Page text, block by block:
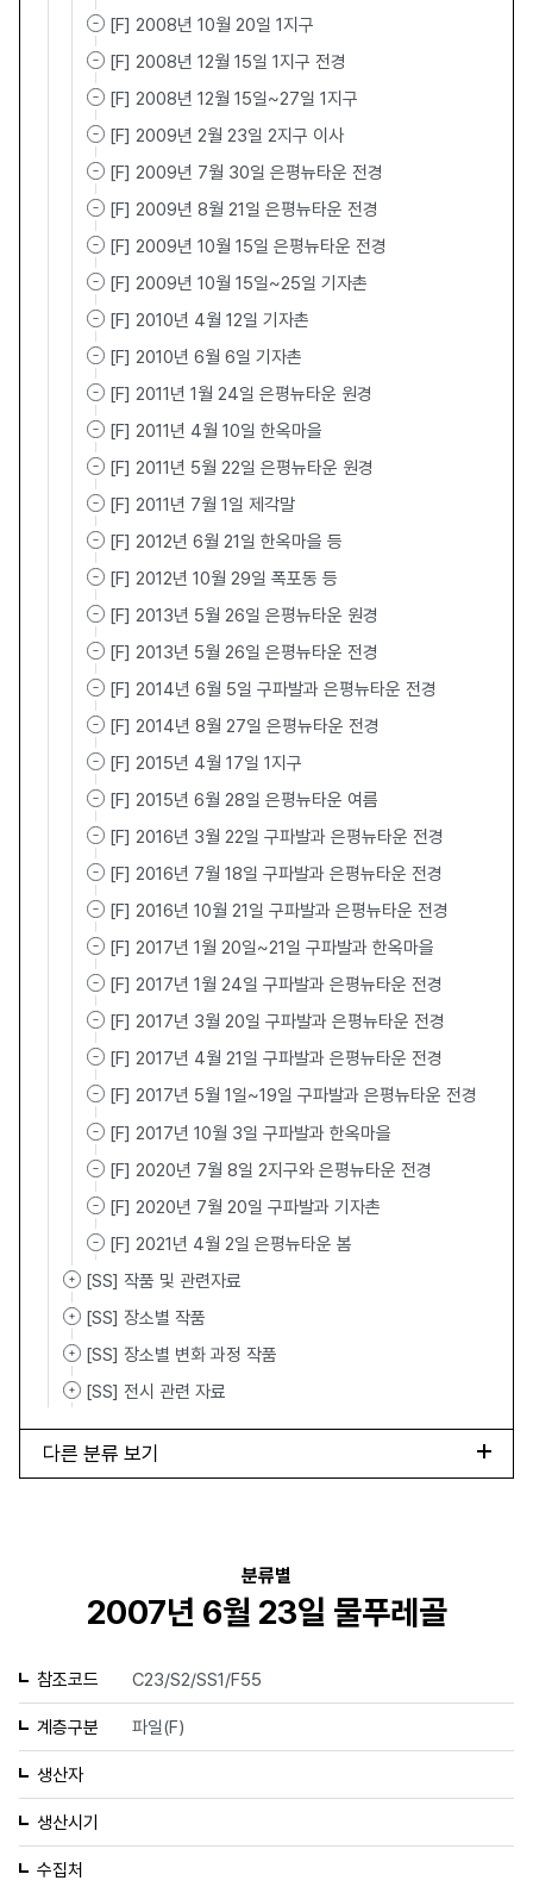
[F] 2008년 10월 20일 1지구
[F] 2008년 12월 15일 1지구 전경
[F] 2008년 12월 15일~27일 1지구
[F] 2009년 2월 23일 2지구 이사
[F] 2009년 7월 30일 은평뉴타운 전경
[F] 2009년 8월 21일 은평뉴타운 전경
[F] 2009년 10월 15일 은평뉴타운 전경
[F] 2009년 10월 15일~25일 기자촌
[F] 2010년 4월 12일 기자촌
[F] 2010년 6월 6일 기자촌
[F] 2011년 1월 24일 은평뉴타운 원경
[F] 2011년 4월 10일 한옥마을
[F] 2011년 5월 22일 은평뉴타운 원경
[F] 2011년 7월 1일 제각말
[F] 2012년 6월 21일 한옥마을 등
[F] 2012년 10월 29일 폭포동 등
[F] 2013년 5월 26일 은평뉴타운 원경
[F] 2013년 5월 26일 은평뉴타운 전경
[F] 2014년 6월 5일 구파발과 은평뉴타운 전경
[F] 2014년 8월 27일 은평뉴타운 전경
[F] 2015년 4월 17일 1지구
[F] 2015년 6월 28일 은평뉴타운 여름
[F] 2016년 3월 22일 구파발과 은평뉴타운 전경
[F] 2016년 7월 18일 구파발과 은평뉴타운 전경
[F] 2016년 10월 21일 구파발과 은평뉴타운 전경
[F] 2017년 1월 20일~21일 구파발과 한옥마을
[F] 2017년 1월 24일 구파발과 은평뉴타운 전경
[F] 2017년 3월 20일 구파발과 은평뉴타운 전경
[F] 2017년 4월 21일 구파발과 은평뉴타운 전경
[F] 2017년 5월 1일~19일 구파발과 은평뉴타운 전경
[F] 2017년 10월 3일 구파발과 한옥마을
[F] 2020년 7월 8일 2지구와 은평뉴타운 전경
[F] 2020년 7월 20일 구파발과 기자촌
[F] 2021년 4월 2일 은평뉴타운 봄
[SS] 작품 및 관련자료
[SS] 장소별 작품
[SS] 장소별 변화 과정 작품
[SS] 전시 관련 자료
다른 분류 보기
분류별
2007년 6월 23일 물푸레골
참조코드 C23/S2/SS1/F55
계층구분 파일(F)
생산자
생산시기
수집처